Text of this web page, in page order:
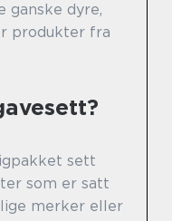
ganske dyre,
produkter fra
sett
som er satt
merker eller